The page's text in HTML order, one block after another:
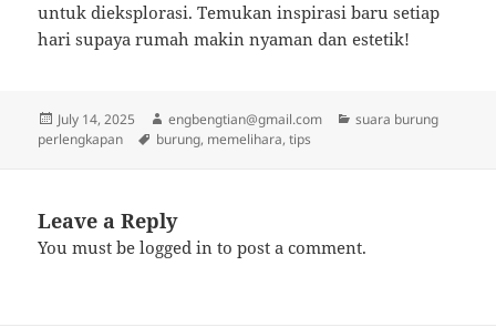
untuk dieksplorasi. Temukan inspirasi baru setiap
hari supaya rumah makin nyaman dan estetik!
Posted
on
July 14, 2025 Author
engbengtian@gmail.com Categories
suara burung
perlengkapan
Tags
burung, memelihara,tips
Leave a Reply
You must belogged in to post a comment.